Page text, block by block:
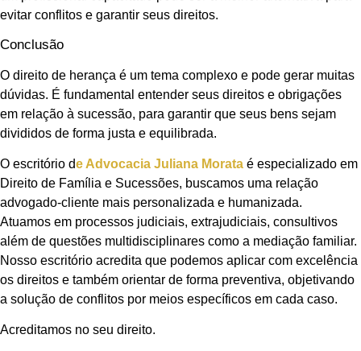
evitar conflitos e garantir seus direitos.
Conclusão
O direito de herança é um tema complexo e pode gerar muitas
dúvidas. É fundamental entender seus direitos e obrigações
em relação à sucessão, para garantir que seus bens sejam
divididos de forma justa e equilibrada.
O escritório de Advocacia Juliana Morata é especializado em
Direito de Família e Sucessões, buscamos uma relação
advogado-cliente mais personalizada e humanizada.
Atuamos em processos judiciais, extrajudiciais, consultivos
além de questões multidisciplinares como a mediação familiar.
Nosso escritório acredita que podemos aplicar com excelência
os direitos e também orientar de forma preventiva, objetivando
a solução de conflitos por meios específicos em cada caso.
Acreditamos no seu direito.